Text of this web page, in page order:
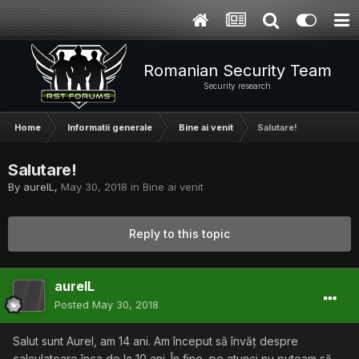
Romanian Security Team
Security research
Home Informatii generale Bine ai venit Salutare!
Salutare!
By aurelL , May 30, 2018 in Bine ai venit
Reply to this topic
aurelL
Posted May 30, 2018
Salut sunt Aurel, am 14 ani. Am început să învăț despre